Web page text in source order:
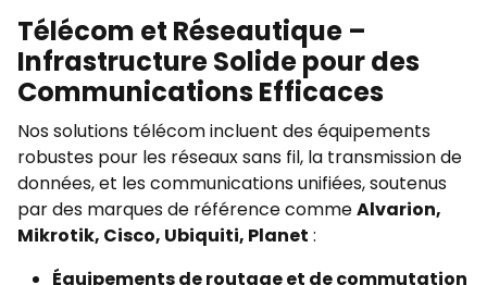
Télécom et Réseautique –
Infrastructure Solide pour des
Communications Efficaces
Nos solutions télécom incluent des équipements
robustes pour les réseaux sans fil, la transmission de
données, et les communications unifiées, soutenus
par des marques de référence commeAlvarion,
Mikrotik, Cisco, Ubiquiti, Planet :
Équipements de routage et de commutation